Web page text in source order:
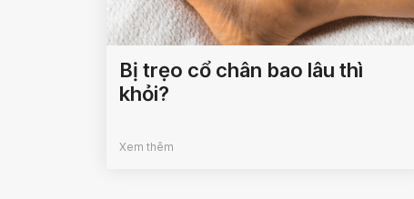
Bị trẹo cổ chân bao lâu thì
khỏi?
Xem thêm